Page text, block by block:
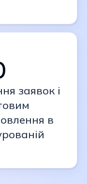
заявок і
в